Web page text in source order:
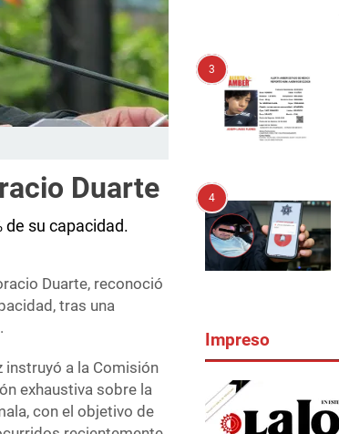
Duarte
de su capacidad.
Duarte, reconoció
tras una
instruyó a la Comisión
exhaustiva sobre la
con el objetivo de
3
4
Impreso